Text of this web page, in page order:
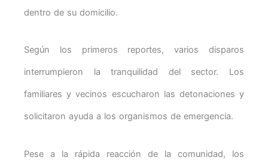
dentro de su domicilio.
Según los primeros reportes, varios disparos
interrumpieron la tranquilidad del sector. Los
familiares y vecinos escucharon las detonaciones y
solicitaron ayuda a los organismos de emergencia.
Pese a la rápida reacción de la comunidad, los